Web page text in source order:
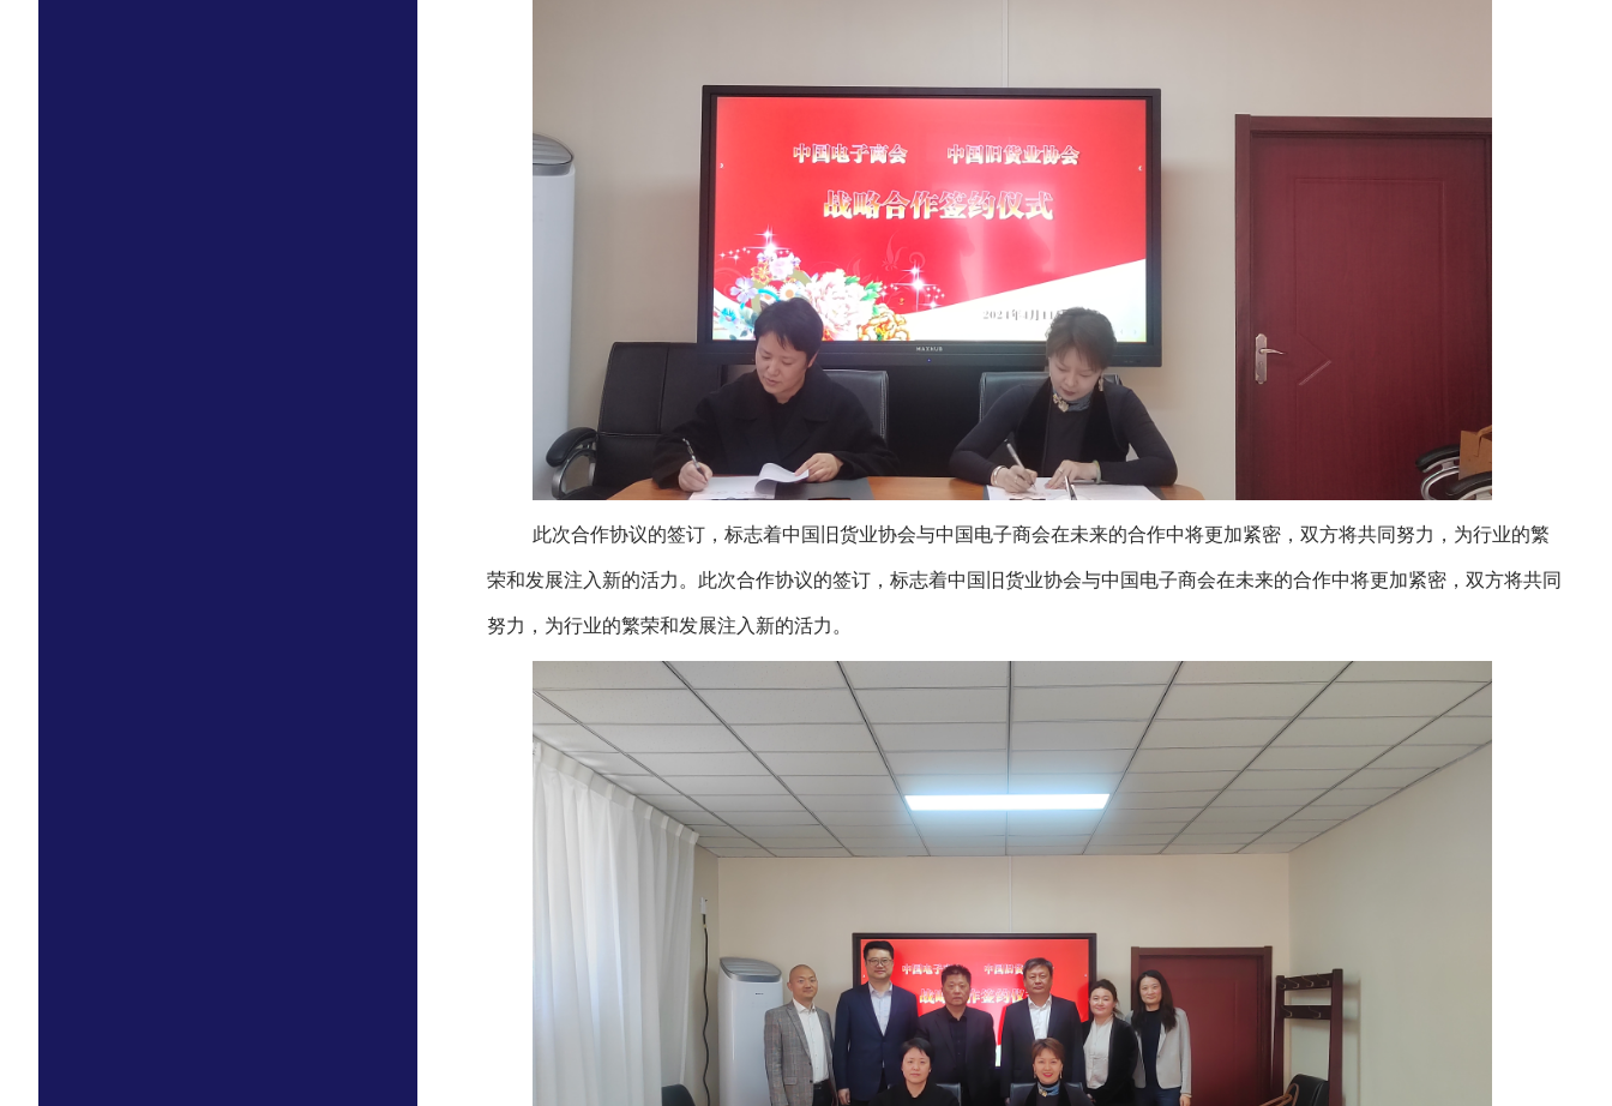
此次合作协议的签订，标志着中国旧货业协会与中国电子商会在未来的合作中将更加紧密，双方将共同努力，为行业的繁
荣和发展注入新的活力。此次合作协议的签订，标志着中国旧货业协会与中国电子商会在未来的合作中将更加紧密，双方将共同
努力，为行业的繁荣和发展注入新的活力。